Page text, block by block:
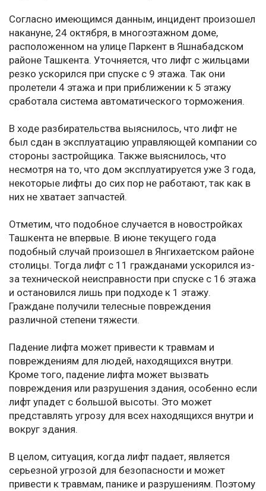
Согласно имеющимся данным, инцидент произошел
накануне, 24 октября, в многоэтажном доме,
расположенном на улице Паркент в Яшнабадском
районе Ташкента. Уточняется, что лифт с жильцами
резко ускорился при спуске с 9 этажа. Так они
пролетели 4 этажа и при приближении к 5 этажу
сработала система автоматического торможения.
В ходе разбирательства выяснилось, что лифт не
был сдан в эксплуатацию управляющей компании со
стороны застройщика. Также выяснилось, что
несмотря на то, что дом эксплуатируется уже 3 года,
некоторые лифты до сих пор не работают, так как в
них не хватает запчастей.
Отметим, что подобное случается в новостройках
Ташкента не впервые. В июне текущего года
подобный случай произошел в Янгихаетском районе
столицы. Тогда лифт с 11 гражданами ускорился из-
за технической неисправности при спуске с 16 этажа
и остановился лишь при подходе к 1 этажу.
Граждане получили телесные повреждения
различной степени тяжести.
Падение лифта может привести к травмам и
повреждениям для людей, находящихся внутри.
Кроме того, падение лифта может вызвать
повреждения или разрушения здания, особенно если
лифт упадет с большой высоты. Это может
представлять угрозу для всех находящихся внутри и
вокруг здания.
В целом, ситуация, когда лифт падает, является
серьезной угрозой для безопасности и может
привести к травмам, панике и разрушениям. Поэтому